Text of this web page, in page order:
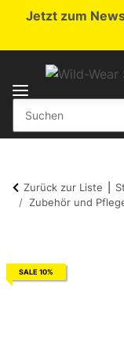
Jetzt zum
Zurück zur Liste
Zubehör und
SALE 10%